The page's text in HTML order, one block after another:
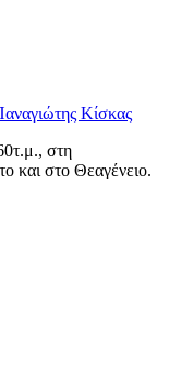
Κίσκας
στη
και στο Θεαγένειο.